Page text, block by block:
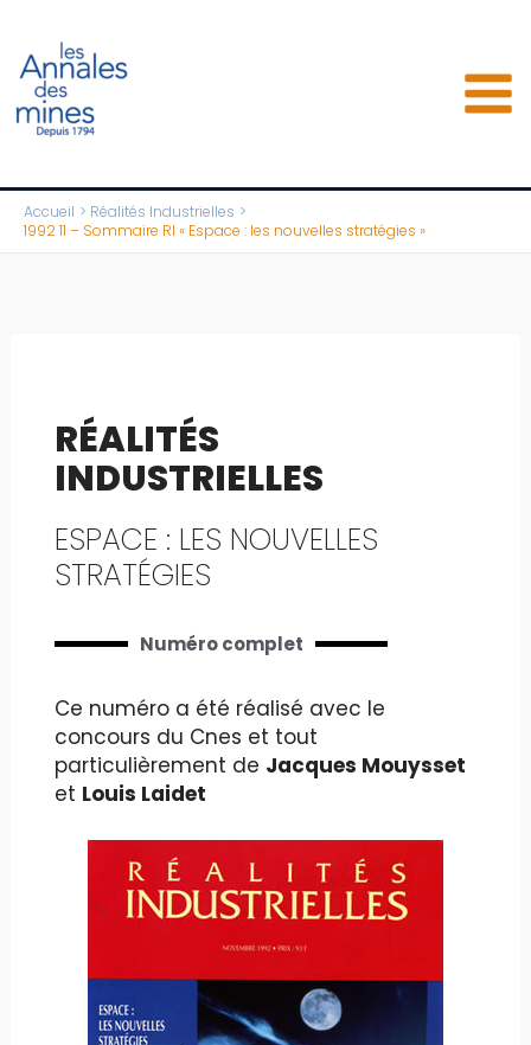
contenu
Accueil
Réalités Industrielles
1992 11 – Sommaire RI « Espace : les nouvelles stratégies »
RÉALITÉS
INDUSTRIELLES
ESPACE : LES NOUVELLES
STRATÉGIES
Numéro complet
Ce numéro a été réalisé avec le
concours du Cnes et tout
particulièrement de Jacques Mouysset
et Louis Laidet